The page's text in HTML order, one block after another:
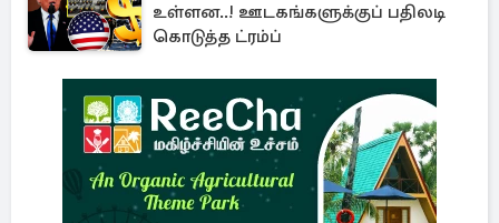
உள்ளன..! ஊடகங்களுக்குப் பதிலடி
கொடுத்த ட்ரம்ப்